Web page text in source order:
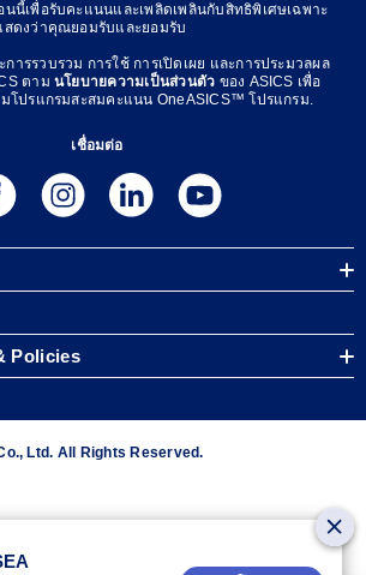
นนี้เพื่อรับคะแนนและเพลิดเพลินกับสิทธิพิเศษเฉพาะ
ดงว่าคุณยอมรับและยอมรับ
การรวบรวม การใช้ การเปิดเผย และการประมวลผล
ตาม นโยบายความเป็นส่วนตัว ของ ASICS เพื่อ
โปรแกรมสะสมคะแนน OneASICS™ โปรแกรม.
เชื่อมต่อ
Policies
Ltd. All Rights Reserved.
on the sides of the ASICS® shoes is a
Corporation